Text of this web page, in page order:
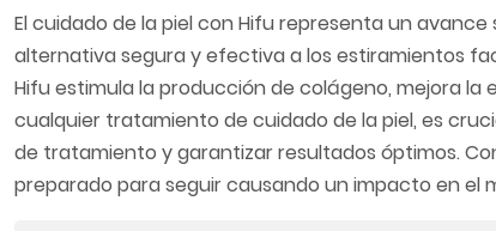
El cuidado de la piel con Hifu representa un
alternativa segura y efectiva a los estiramientos
Hifu estimula la producción de colágeno, mejora la
cualquier tratamiento de cuidado de la piel, es
de tratamiento y garantizar resultados óptimos.
preparado para seguir causando un impacto en el